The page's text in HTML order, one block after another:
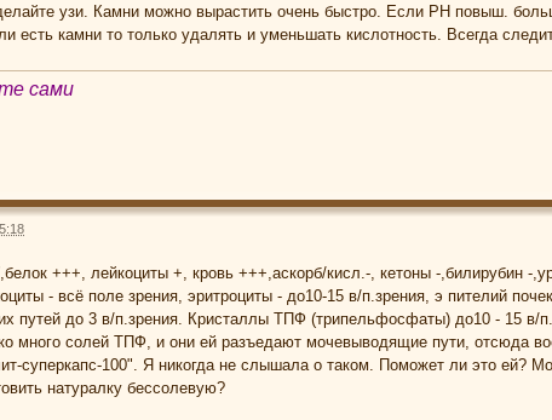
узи. Камни можно вырастить очень быстро. Если РН повыш.
есть камни то только удалять и уменьшать кислотность. Всегда
сами
+++, лейкоциты +, кровь +++,аскорб/кисл.-, кетоны -,билирубин -
- всё поле зрения, эритроциты - до10-15 в/п.зрения, э пителий
путей до 3 в/п.зрения. Кристаллы ТПФ (трипельфосфаты) до10 - 15
много солей ТПФ, и они ей разъедают мочевыводящие пути, отсюда
суперкапс-100". Я никогда не слышала о таком. Поможет ли это ей?
натуралку бессолевую?